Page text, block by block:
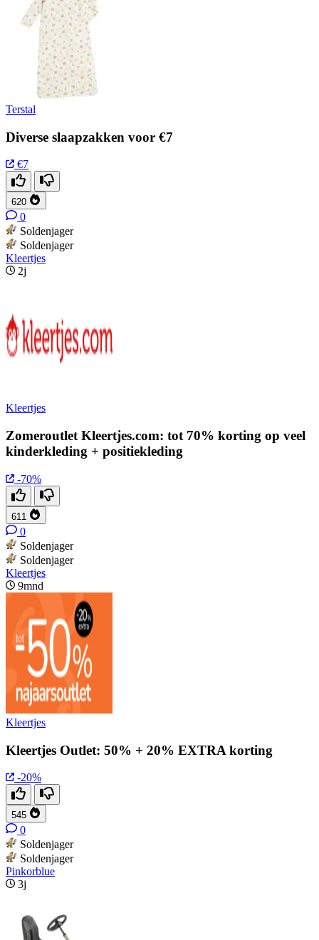
Terstal
Diverse slaapzakken voor €7
€7
620
0
Soldenjager
Soldenjager
Kleertjes
2j
Kleertjes
Zomeroutlet Kleertjes.com: tot 70% korting op veel
kinderkleding + positiekleding
-70%
611
0
Soldenjager
Soldenjager
Kleertjes
9mnd
Kleertjes
Kleertjes Outlet: 50% + 20% EXTRA korting
-20%
545
0
Soldenjager
Soldenjager
Pinkorblue
3j